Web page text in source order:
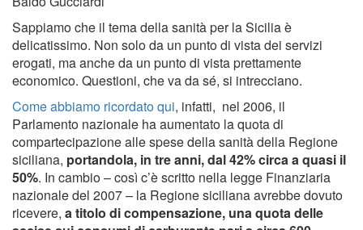
Sappiamo che il tema della sanità per la Sicilia è
delicatissimo. Non solo da un punto di vista dei servizi
erogati, ma anche da un punto di vista prettamente
economico. Questioni, che va da sé, si intrecciano.
Come abbiamo ricordato qui, infatti, nel 2006, il
Parlamento nazionale ha aumentato la quota di
compartecipazione alle spese della sanità della Regione
siciliana, portandola, in tre anni, dal 42% circa a quasi il
50%. In cambio – così c’è scritto nella legge Finanziaria
nazionale del 2007 – la Regione siciliana avrebbe dovuto
ricevere, a titolo di compensazione, una quota delle